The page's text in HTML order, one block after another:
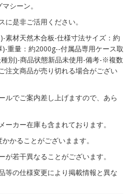
シーン。
に是非ご活用ください。
素材天然木合板-仕様寸法サイズ：約
重量：約2000g--付属品専用ケース取
別)-商品状態新品未使用-備考-※複数
注文商品が売り切れる場合がござい
ルでご案内差し上げますので、あら
カー在庫も含まれております。
かることがございまます。
若干異なることがございます。
等の仕様変更により掲載情報と異な